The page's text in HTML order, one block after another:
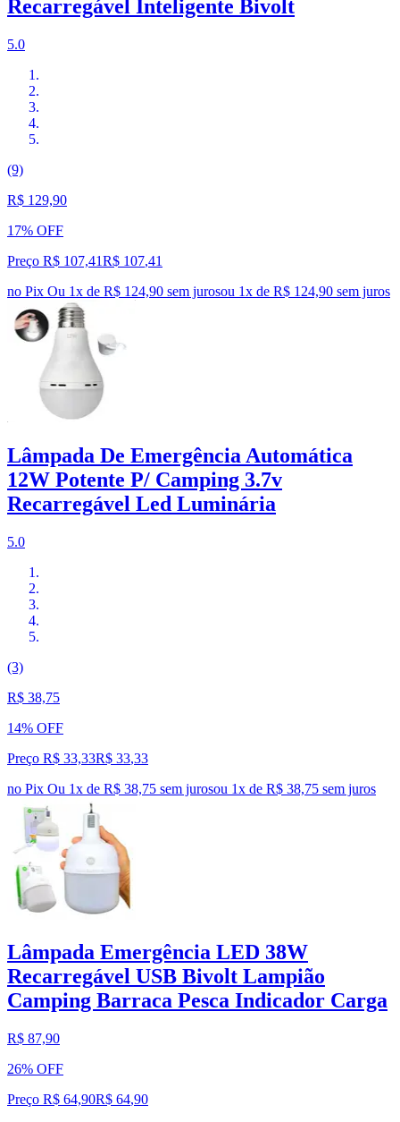
Recarregável Inteligente Bivolt
5.0
(9)
R$ 129,90
17% OFF
Preço R$ 107,41R$ 107,41
no Pix Ou 1x de R$ 124,90 sem jurosou 1x de R$ 124,90 sem juros
Lâmpada De Emergência Automática
12W Potente P/ Camping 3.7v
Recarregável Led Luminária
5.0
(3)
R$ 38,75
14% OFF
Preço R$ 33,33R$ 33,33
no Pix Ou 1x de R$ 38,75 sem jurosou 1x de R$ 38,75 sem juros
Lâmpada Emergência LED 38W
Recarregável USB Bivolt Lampião
Camping Barraca Pesca Indicador Carga
R$ 87,90
26% OFF
Preço R$ 64,90R$ 64,90